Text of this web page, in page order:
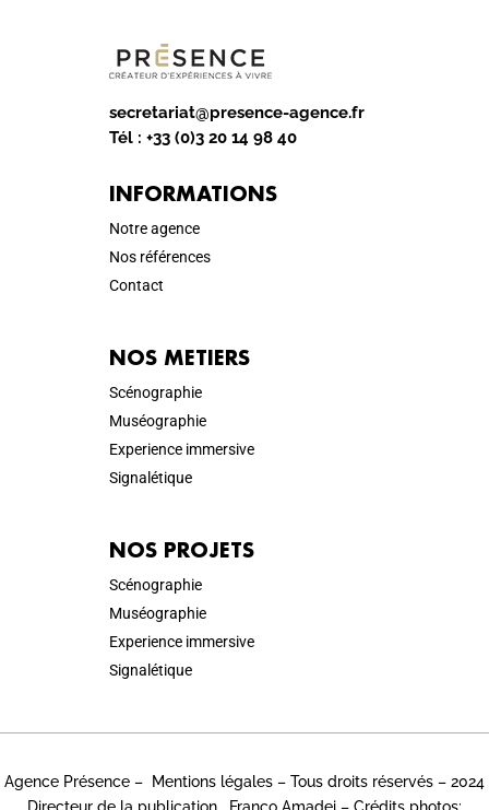
secretariat@presence-agence.fr
Tél : +33 (0)3 20 14 98 40
INFORMATIONS
Notre agence
Nos références
Contact
NOS METIERS
Scénographie
Muséographie
Experience immersive
Signalétique
NOS PROJETS
Scénographie
Muséographie
Experience immersive
Signalétique
Agence Présence – Mentions légales – Tous droits réservés – 2024
Directeur de la publication . Franco Amadei – Crédits photos: